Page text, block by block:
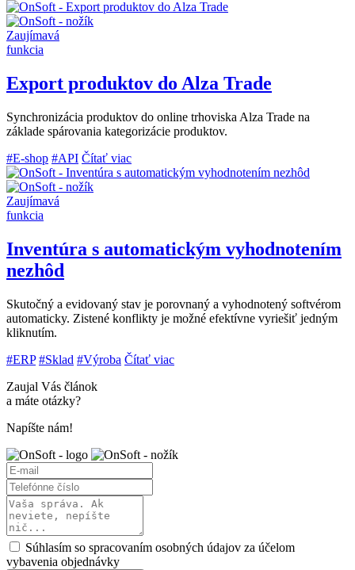
Zaujímavá
funkcia
Export produktov do Alza Trade
Synchronizácia produktov do online trhoviska Alza Trade na
základe spárovania kategorizácie produktov.
#E-shop #API Čítať viac
Zaujímavá
funkcia
Inventúra s automatickým vyhodnotením
nezhôd
Skutočný a evidovaný stav je porovnaný a vyhodnotený softvérom
automaticky. Zistené konflikty je možné efektívne vyriešiť jedným
kliknutím.
#ERP #Sklad #Výroba Čítať viac
Zaujal Vás článok
a máte otázky?
Napíšte nám!
Súhlasím so spracovaním osobných údajov za účelom
vybavenia objednávky